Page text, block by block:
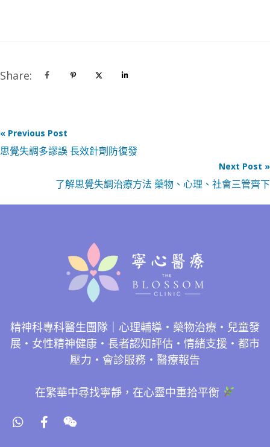
Share:
« Previous Post
思覺失調多謬誤 長效針劑防復發
Next Post »
了解思覺失調治療方法 藥物、心理、社會三管齊下
精神科專科醫生團隊｜心理輔導・藥物治療・兒童發
展・女性精神健康・長者認知評估・情緒支援・都市
壓力・會診服務・醫療報告
在繁華中尋找寧靜，在心靈中重拾平衡